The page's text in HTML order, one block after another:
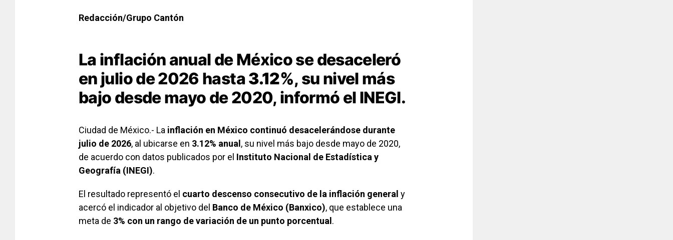
Redacción/Grupo Cantón
La inflación anual de México se desaceleró
en julio de 2026 hasta3.12%, su nivel más
bajo desde mayo de 2020, informó el INEGI.
Ciudad de México.- La inflación en México continuó desacelerándose durante
julio de 2026, al ubicarse en 3.12% anual , su nivel más bajo desde mayo de 2020,
de acuerdo con datos publicados por el Instituto Nacional de Estadística y
Geografía (INEGI).
El resultado representó el cuarto descenso consecutivo de la inflación general y
acercó el indicador al objetivo del Banco de México (Banxico), que establece una
meta de 3% con un rango de variación de un punto porcentual .